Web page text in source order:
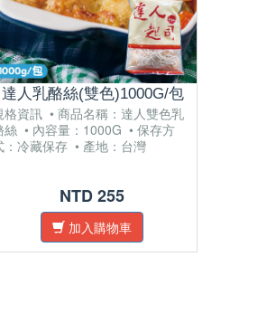
達人乳酪絲(雙色)1000G/包
格資訊 • 商品名稱：達人雙色乳
絲 • 內容量：1000G • 保存方
：冷藏保存 • 產地：台灣
NTD 255
加入購物車